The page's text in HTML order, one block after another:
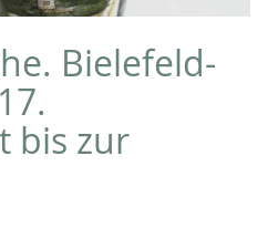
Bielefeld-
bis zur